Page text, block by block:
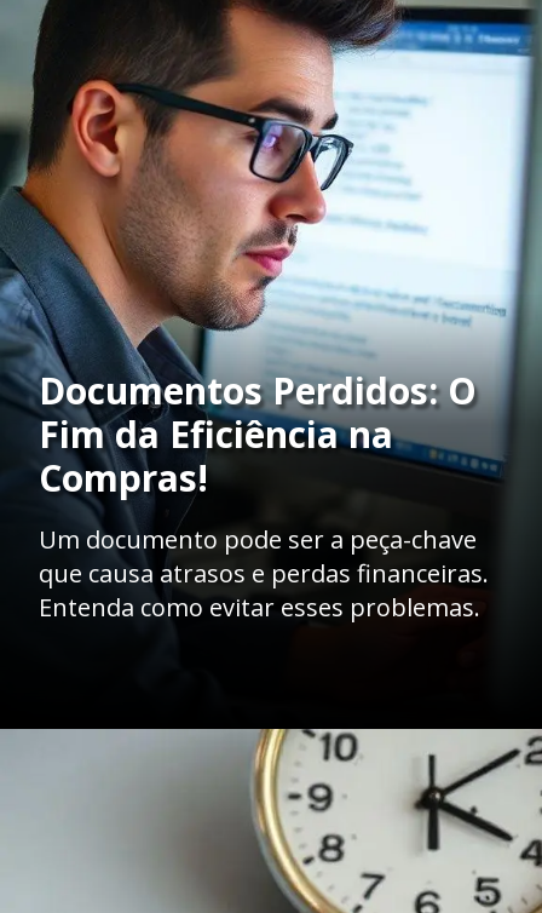
Documentos Perdidos: O
Fim da Eficiência na
Compras!
Um documento pode ser a peça-chave
que causa atrasos e perdas financeiras.
Entenda como evitar esses problemas.
https://caasexpresss.com/entrega-de-documentos-para-departamentos-de-compras-agilidade-e-seguranca-imediata/